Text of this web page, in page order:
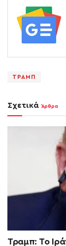
ΤΡΑΜΠ
Σχετικά Άρθρα
Τραμπ: Το